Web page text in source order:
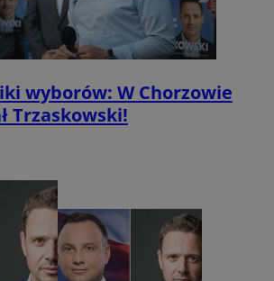
wyborów: W Chorzowie
Trzaskowski!